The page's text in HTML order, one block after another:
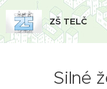
ZŠ TELČ
Silné